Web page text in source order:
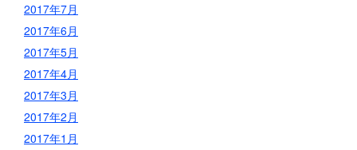
2017年7月
2017年6月
2017年5月
2017年4月
2017年3月
2017年2月
2017年1月